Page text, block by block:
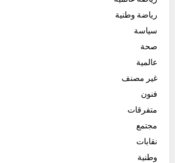
رياضة وطنية
سياسة
صحة
عالمية
غير مصنف
فنون
متفرقات
مجتمع
نقابات
وطنية